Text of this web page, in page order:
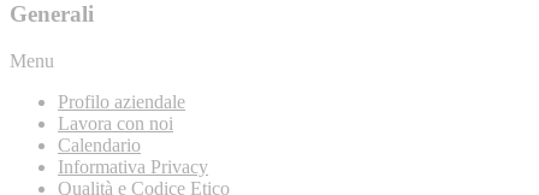
Generali
Menu
Profilo aziendale
Lavora con noi
Calendario
Informativa Privacy
Qualità e Codice Etico